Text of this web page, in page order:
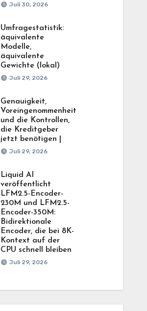
Juli 30, 2026
Umfragestatistik:
äquivalente
Modelle,
äquivalente
Gewichte (lokal)
Juli 29, 2026
Genauigkeit,
Voreingenommenheit
und die Kontrollen,
die Kreditgeber
jetzt benötigen |
Juli 29, 2026
Liquid AI
veröffentlicht
LFM2.5-Encoder-
230M und LFM2.5-
Encoder-350M:
Bidirektionale
Encoder, die bei 8K-
Kontext auf der
CPU schnell bleiben
Juli 29, 2026